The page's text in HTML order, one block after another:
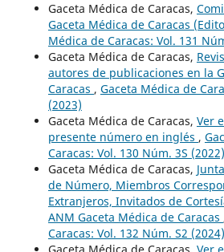
Gaceta Médica de Caracas,
Gaceta Médica de Caracas
Médica de Caracas: Vol. 131
Gaceta Médica de Caracas,
autores de publicaciones en la
Caracas , Gaceta Médica de
(2023)
Gaceta Médica de Caracas, Ver
presente número en inglés ,
Caracas: Vol. 130 Núm. 3S (2022)
Gaceta Médica de Caracas,
de Número, Miembros
Extranjeros, Invitados de
ANM Gaceta Médica de Caracas
Caracas: Vol. 132 Núm. S2 (2024)